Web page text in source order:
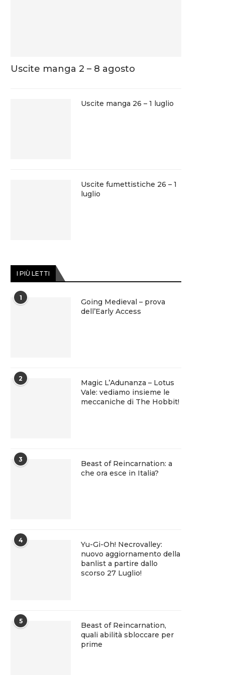
Uscite manga 2 – 8 agosto
Uscite manga 26 – 1 luglio
Uscite fumettistiche 26 – 1
luglio
I PIÙ LETTI
1
Going Medieval – prova
dell’Early Access
2
Magic L’Adunanza – Lotus
Vale: vediamo insieme le
meccaniche di The Hobbit!
3
Beast of Reincarnation: a
che ora esce in Italia?
4
Yu-Gi-Oh! Necrovalley:
nuovo aggiornamento della
banlist a partire dallo
scorso 27 Luglio!
5
Beast of Reincarnation,
quali abilità sbloccare per
prime